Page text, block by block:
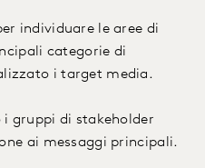
individuare le aree di
categorie di
i target media.
gruppi di stakeholder
ai messaggi principali.